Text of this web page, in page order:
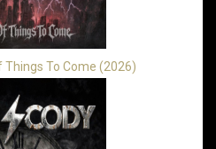
Things To Come (2026)